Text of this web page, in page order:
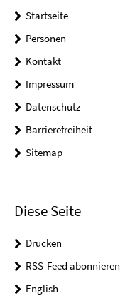
Startseite
Personen
Kontakt
Impressum
Datenschutz
Barrierefreiheit
Sitemap
Diese Seite
Drucken
RSS-Feed abonnieren
English